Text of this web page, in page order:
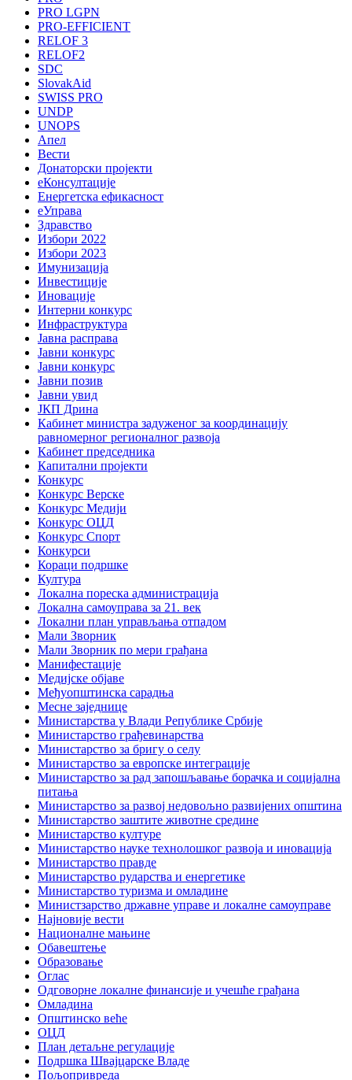
PRO LGPN
PRO-EFFICIENT
RELOF 3
RELOF2
SDC
SlovakAid
SWISS PRO
UNDP
UNOPS
Апел
Вести
Донаторски пројекти
еКонсултације
Енергетска ефикасност
еУправа
Здравство
Избори 2022
Избори 2023
Имунизација
Инвестиције
Иновације
Интерни конкурс
Инфраструктура
Јавна расправа
Јавни конкурс
Јавни конкурс
Јавни позив
Јавни увид
ЈКП Дрина
Кабинет министра задуженог за координацију
равномерног регионалног развоја
Кабинет председника
Капитални пројекти
Конкурс
Конкурс Верске
Конкурс Медији
Конкурс ОЦД
Конкурс Спорт
Конкурси
Кораци подршке
Култура
Локална пореска администрација
Локална самоуправа за 21. век
Локални план управљања отпадом
Мали Зворник
Мали Зворник по мери грађана
Манифестације
Медијске објаве
Међуопштинска сарадња
Месне заједнице
Министарства у Влади Републике Србије
Министарство грађевинарства
Министарство за бригу о селу
Министарство за европске интеграције
Министарство за рад запошљавање борачка и социјална
питања
Министарство за развој недовољно развијених општина
Министарство заштите животне средине
Министарство културе
Министарство науке технолошког развоја и иновација
Министарство правде
Министарство рударства и енергетике
Министарство туризма и омладине
Министзарство државне управе и локалне самоуправе
Најновије вести
Националне мањине
Обавештење
Образовање
Оглас
Одговорне локалне финансије и учешће грађана
Омладина
Општинско веће
ОЦД
План детаљне регулације
Подршка Швајцарске Владе
Пољопривреда